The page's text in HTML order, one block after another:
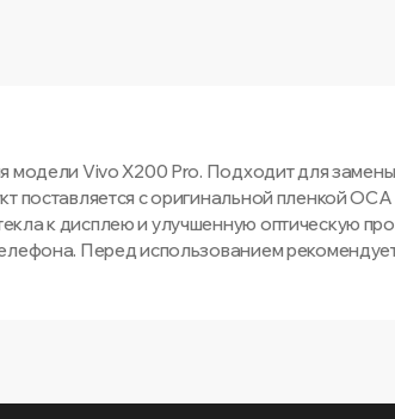
модели Vivo X200 Pro. Подходит для замены
поставляется с оригинальной пленкой
к дисплею и улучшенную оптическую
Перед использованием